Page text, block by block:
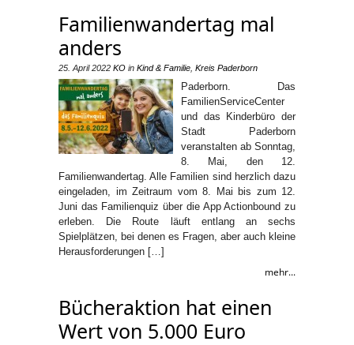
Familienwandertag mal
anders
25. April 2022 KO in Kind & Familie Kreis Paderborn
Paderborn. Das
FamilienServiceCenter
und das Kinderbüro der
Stadt Paderborn
veranstalten ab Sonntag,
8. Mai, den 12.
Familienwandertag. Alle Familien sind herzlich dazu
eingeladen, im Zeitraum vom 8. Mai bis zum 12.
Juni das Familienquiz über die App Actionbound zu
erleben. Die Route läuft entlang an sechs
Spielplätzen, bei denen es Fragen, aber auch kleine
Herausforderungen […]
mehr...
Bücheraktion hat einen
Wert von 5.000 Euro